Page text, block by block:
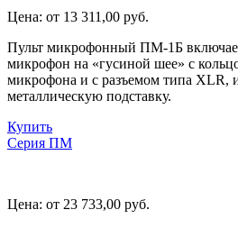
Цена: от 13 311,00 руб.
Пульт микрофонный ПМ-1Б
микрофон на «гусиной шее» с
микрофона и с разъемом типа
металлическую подставку.
Купить
Серия ПМ
Цена: от 23 733,00 руб.